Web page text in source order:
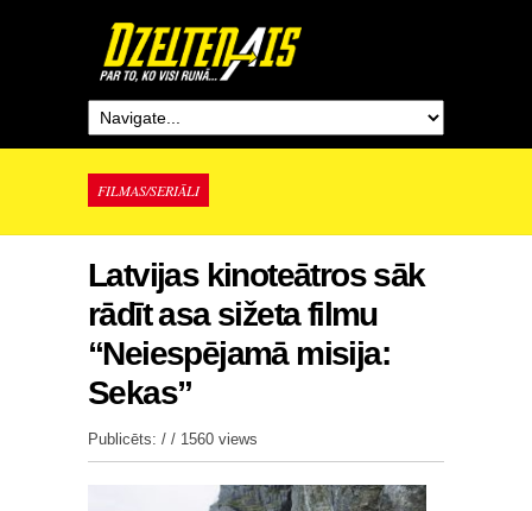
FILMAS/SERIĀLI
Latvijas kinoteātros sāk
rādīt asa sižeta filmu
“Neiespējamā misija:
Sekas”
Publicēts: / / 1560 views